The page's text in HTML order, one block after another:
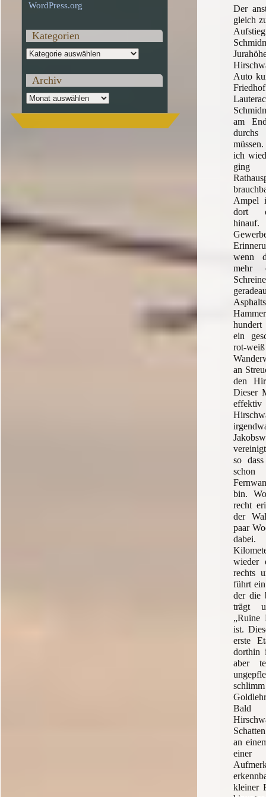
Der
gleich
Auto
am
ich
Ampel
dort
wenn
mehr
ein
rot-
an
den
Dieser
so
schon
bin.
recht
der
paar
wieder
rechts
führt
der die
trägt
„Ruine
ist.
erste
dorthin
aber
Bald
an
kleiner
WordPress.org
Kategorien
Kategorien
Archiv
Archiv